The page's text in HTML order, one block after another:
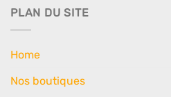
PLAN DU SITE
Home
Nos boutiques